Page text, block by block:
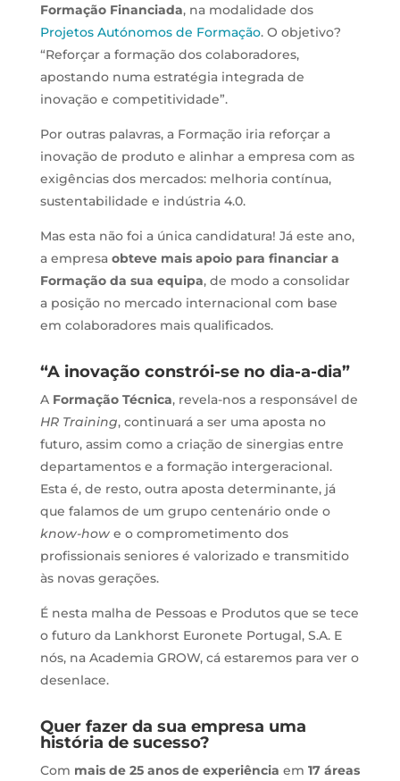
Formação Financiada, na modalidade dos
Projetos Autónomos de Formação. O objetivo?
“Reforçar a formação dos colaboradores,
apostando numa estratégia integrada de
inovação e competitividade”.
Por outras palavras, a Formação iria reforçar a
inovação de produto e alinhar a empresa com as
exigências dos mercados: melhoria contínua,
sustentabilidade e indústria 4.0.
Mas esta não foi a única candidatura! Já este ano,
a empresa obteve mais apoio para financiar a
Formação da sua equipa, de modo a consolidar
a posição no mercado internacional com base
em colaboradores mais qualificados.
“A inovação constrói-se no dia-a-dia”
A Formação Técnica, revela-nos a responsável de
HR Training, continuará a ser uma aposta no
futuro, assim como a criação de sinergias entre
departamentos e a formação intergeracional.
Esta é, de resto, outra aposta determinante, já
que falamos de um grupo centenário onde o
know-howe o comprometimento dos
profissionais seniores é valorizado e transmitido
às novas gerações.
É nesta malha de Pessoas e Produtos que se tece
o futuro da Lankhorst Euronete Portugal, S.A. E
nós, na Academia GROW, cá estaremos para ver o
desenlace.
Quer fazer da sua empresa uma
história de sucesso?
Com mais de 25 anos de experiência em 17 áreas